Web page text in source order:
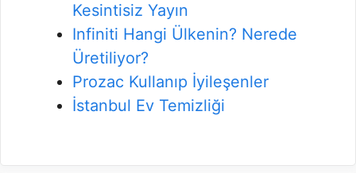
Kesintisiz Yayın
Infiniti Hangi Ülkenin? Nerede
Üretiliyor?
Prozac Kullanıp İyileşenler
İstanbul Ev Temizliği